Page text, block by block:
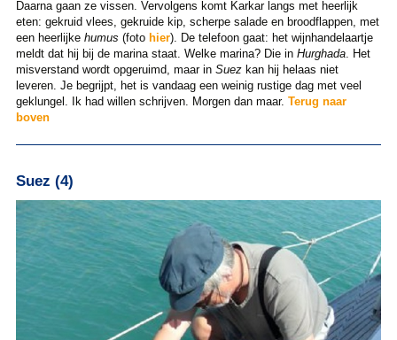
Daarna gaan ze vissen. Vervolgens komt Karkar langs met heerlijk
eten: gekruid vlees, gekruide kip, scherpe salade en broodflappen, met
een heerlijkehumus (foto hier). De telefoon gaat: het wijnhandelaartje
meldt dat hij bij de marina staat. Welke marina? Die in Hurghada. Het
misverstand wordt opgeruimd, maar inSuez kan hij helaas niet
leveren. Je begrijpt, het is vandaag een weinig rustige dag met veel
geklungel. Ik had willen schrijven. Morgen dan maar. Terug naar
boven
Suez (4)